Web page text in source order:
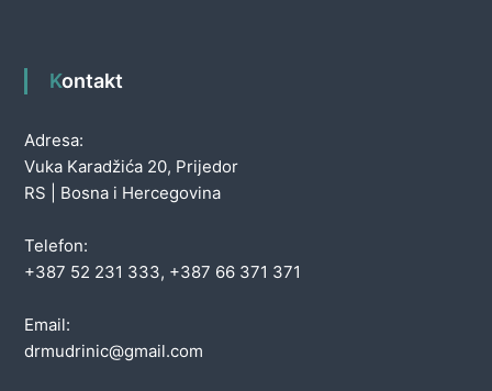
Kontakt
Adresa:
Vuka Karadžića 20, Prijedor
RS | Bosna i Hercegovina
Telefon:
+387 52 231 333, +387 66 371 371
Email:
drmudrinic@gmail.com